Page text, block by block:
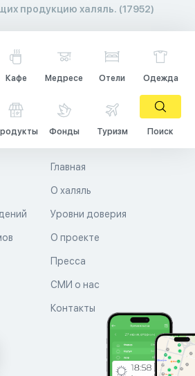
продукцию халяль. (17952)
Кафе Медресе Отели Одежда
Фонды Туризм Поиск
Главная
О халяль
Уровни доверия
О проекте
Пресса
СМИ о нас
Контакты